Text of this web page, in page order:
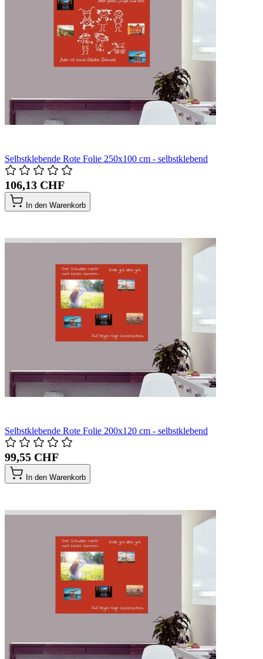
Selbstklebende Rote Folie 250x100 cm - selbstklebend
106,13 CHF
In den Warenkorb
Selbstklebende Rote Folie 200x120 cm - selbstklebend
99,55 CHF
In den Warenkorb